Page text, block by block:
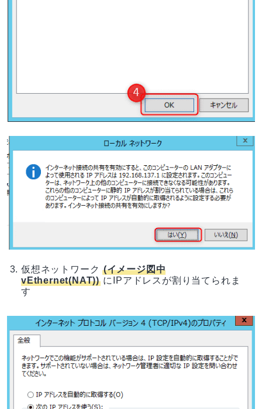
仮想ネットワーク(イメージ図中
vEthernet(NAT))にIPアドレスが割り当てられま
す